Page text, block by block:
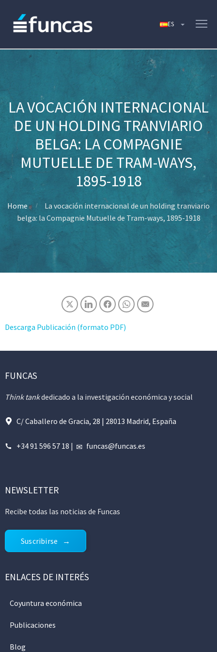
LA VOCACIÓN INTERNACIONAL
DE UN HOLDING TRANVIARIO
BELGA: LA COMPAGNIE
MUTUELLE DE TRAM-WAYS,
1895-1918
Home
La vocación internacional de un holding tranviario
belga: la Compagnie Mutuelle de Tram-ways, 1895-1918
Descarga Publicación (formato PDF)
FUNCAS
Think tankdedicado a la investigación económica y social
C/ Caballero de Gracia, 28 | 28013 Madrid, España
+34 91 596 57 18 | funcas@funcas.es
NEWSLETTER
Recibe todas las noticias de Funcas
Suscribirse
ENLACES DE INTERÉS
Coyuntura económica
Publicaciones
Blog